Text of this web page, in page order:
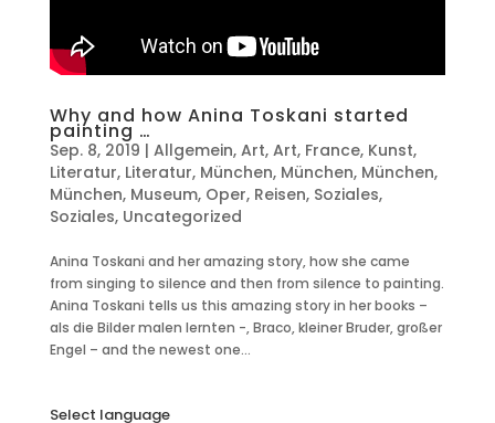
Why and how Anina Toskani started
painting …
Sep. 8, 2019 | Allgemein, Art, Art, France, Kunst,
Literatur, Literatur, München, München, München,
München, Museum, Oper, Reisen, Soziales,
Soziales, Uncategorized
Anina Toskani and her amazing story, how she came
from singing to silence and then from silence to painting.
Anina Toskani tells us this amazing story in her books –
als die Bilder malen lernten -, Braco, kleiner Bruder, großer
Engel – and the newest one...
Select language